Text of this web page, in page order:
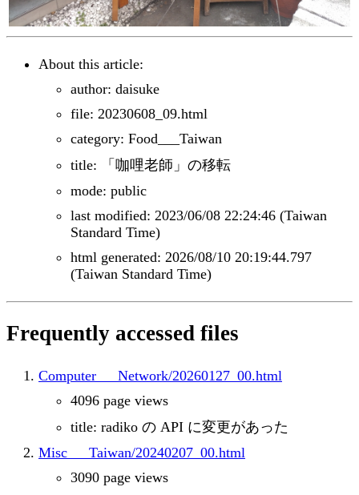
About this article:
author: daisuke
file: 20230608_09.html
category: Food___Taiwan
title: 「咖哩老師」の移転
mode: public
last modified: 2023/06/08 22:24:46 (Taiwan
Standard Time)
html generated: 2026/08/10 20:19:44.797
(Taiwan Standard Time)
Frequently accessed files
Computer___Network/20260127_00.html
4096 page views
title: radiko の API に変更があった
Misc___Taiwan/20240207_00.html
3090 page views